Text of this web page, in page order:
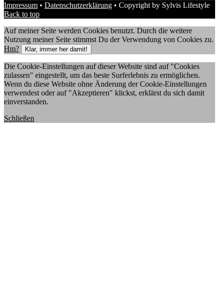
Impressum • Datenschutzerklärung • Copyright by Sylvis Lifestyle
Back to top
Auf meiner Seite werden Cookies benutzt. Durch die weitere
Nutzung meiner Seite stimmst Du der Verwendung von Cookies zu.
Hm?
Klar, immer her damit!
Die Cookie-Einstellungen auf dieser Website sind auf "Cookies
zulassen" eingestellt, um das beste Surferlebnis zu ermöglichen.
Wenn du diese Website ohne Änderung der Cookie-Einstellungen
verwendest oder auf "Akzeptieren" klickst, erklärst du sich damit
einverstanden.
Schließen